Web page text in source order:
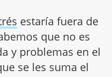
estaría fuera de
que no es
y problemas en el
se les suma el